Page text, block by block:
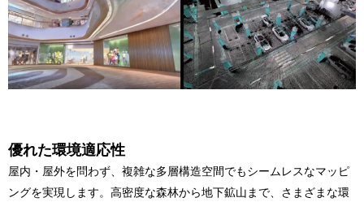
優れた環境適応性
屋内・屋外を問わず、複雑な多層構造空間でもシームレスなマッピ
ングを実現します。高密度な森林から地下鉱山まで、さまざまな環